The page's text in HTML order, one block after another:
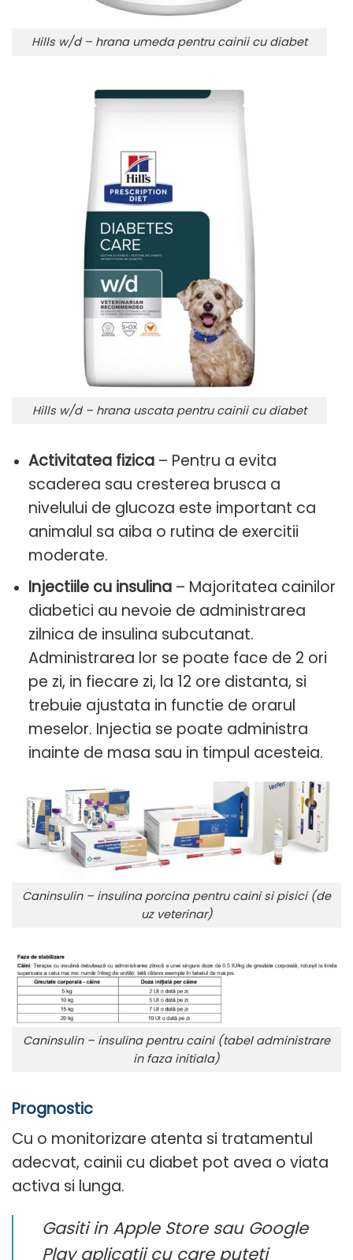
Hills w/d – hrana umeda pentru cainii cu diabet
Hills w/d – hrana uscata pentru cainii cu diabet
Activitatea fizica– Pentru a evita
scaderea sau cresterea brusca a
nivelului de glucoza este important ca
animalul sa aiba o rutina de exercitii
moderate.
Injectiile cu insulina– Majoritatea cainilor
diabetici au nevoie de administrarea
zilnica de insulina subcutanat.
Administrarea lor se poate face de 2 ori
pe zi, in fiecare zi, la 12 ore distanta, si
trebuie ajustata in functie de orarul
meselor. Injectia se poate administra
inainte de masa sau in timpul acesteia.
Caninsulin – insulina porcina pentru caini si pisici (de
uz veterinar)
Caninsulin – insulina pentru caini (tabel administrare
in faza initiala)
Prognostic
Cu o monitorizare atenta si tratamentul
adecvat, cainii cu diabet pot avea o viata
activa si lunga.
Gasiti in Apple Store sau Google
Play aplicatii cu care puteti